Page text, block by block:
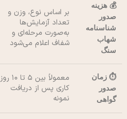
💰 هزینه
صدور
شناسنامه
شهاب
سنگ
بر اساس نوع، وزن و
تعداد آزمایش‌ها
به‌صورت مرحله‌ای و
شفاف اعلام می‌شود
⏱️ زمان
صدور
گواهی
معمولاً بین ۵ تا ۱۰ روز
کاری پس از دریافت
نمونه